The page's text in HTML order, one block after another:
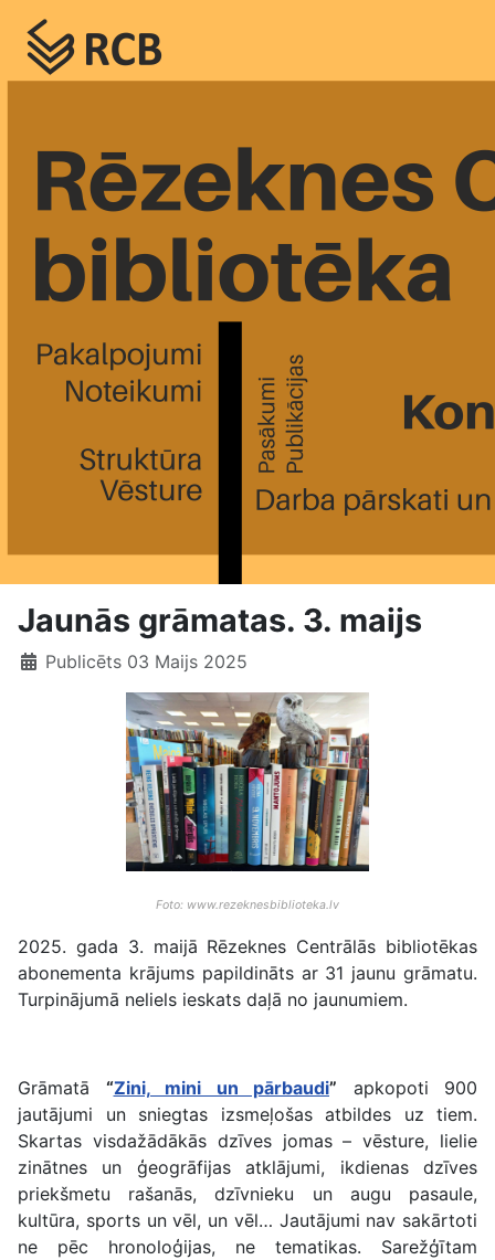
Jaunās grāmatas. 3. maijs
Publicēts 03 Maijs 2025
Foto: www.rezeknesbiblioteka.lv
2025. gada 3. maijā Rēzeknes Centrālās bibliotēkas
abonementa krājums papildināts ar 31 jaunu grāmatu.
Turpinājumā neliels ieskats daļā no jaunumiem.
Grāmatā “Zini, mini un pārbaudi” apkopoti 900
jautājumi un sniegtas izsmeļošas atbildes uz tiem.
Skartas visdažādākās dzīves jomas – vēsture, lielie
zinātnes un ģeogrāfijas atklājumi, ikdienas dzīves
priekšmetu rašanās, dzīvnieku un augu pasaule,
kultūra, sports un vēl, un vēl… Jautājumi nav sakārtoti
ne pēc hronoloģijas, ne tematikas. Sarežģītam